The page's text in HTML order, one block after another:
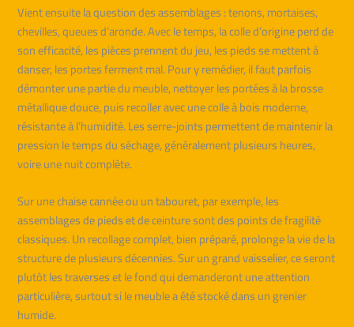
Vient ensuite la question des assemblages : tenons, mortaises,
chevilles, queues d’aronde. Avec le temps, la colle d’origine perd de
son efficacité, les pièces prennent du jeu, les pieds se mettent à
danser, les portes ferment mal. Pour y remédier, il faut parfois
démonter une partie du meuble, nettoyer les portées à la brosse
métallique douce, puis recoller avec une colle à bois moderne,
résistante à l’humidité. Les serre-joints permettent de maintenir la
pression le temps du séchage, généralement plusieurs heures,
voire une nuit complète.
Sur une chaise cannée ou un tabouret, par exemple, les
assemblages de pieds et de ceinture sont des points de fragilité
classiques. Un recollage complet, bien préparé, prolonge la vie de la
structure de plusieurs décennies. Sur un grand vaisselier, ce seront
plutôt les traverses et le fond qui demanderont une attention
particulière, surtout si le meuble a été stocké dans un grenier
humide.